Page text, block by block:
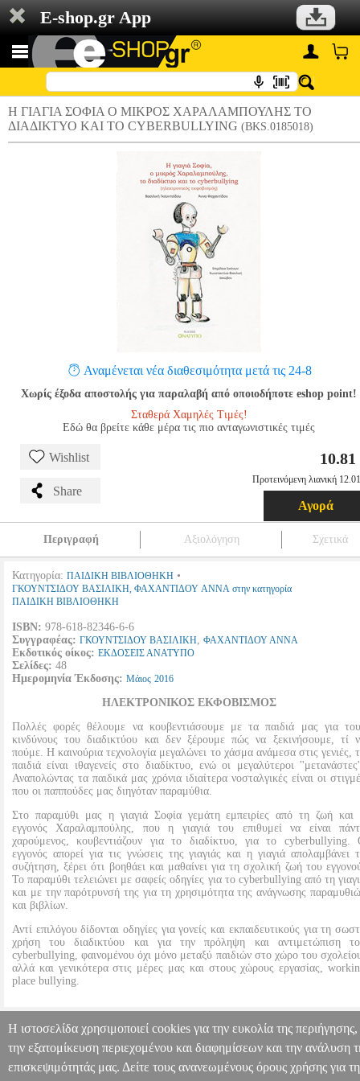
E-shop.gr App
Η ΓΙΑΓΙΑ ΣΟΦΙΑ Ο ΜΙΚΡΟΣ ΧΑΡΑΛΑΜΠΟΥΛΗΣ ΤΟ
ΔΙΑΔΙΚΤΥΟ ΚΑΙ ΤΟ CYBERBULLYING (BKS.0185018)
Αναμένεται νέα διαθεσιμότητα μετά τις 24-8
Χωρίς έξοδα αποστολής για παραλαβή από οποιοδήποτε eshop point!
Σταθερά Χαμηλές Τιμές!
Εδώ θα βρείτε κάθε μέρα τις πιο ανταγωνιστικές τιμές
Wishlist
Share
10.81
Προτεινόμενη λιανική
Αγορά
Περιγραφή Αξιολόγηση Σχετικά
Κατηγορία: ΠΑΙΔΙΚΗ ΒΙΒΛΙΟΘΗΚΗ •
ΓΚΟΥΝΤΣΙΔΟΥ ΒΑΣΙΛΙΚΗ, ΦΑΧΑΝΤΙΔΟΥ ΑΝΝΑ στην κατηγορία
ΠΑΙΔΙΚΗ ΒΙΒΛΙΟΘΗΚΗ
ISBN: 978-618-82346-6-6
Συγγραφέας: ΓΚΟΥΝΤΣΙΔΟΥ ΒΑΣΙΛΙΚΗ, ΦΑΧΑΝΤΙΔΟΥ ΑΝΝΑ
Εκδοτικός οίκος: ΕΚΔΟΣΕΙΣ ΑΝΑΤΥΠΟ
Σελίδες: 48
Ημερομηνία Έκδοσης: Μάιος 2016
ΗΛΕΚΤΡΟΝΙΚΟΣ ΕΚΦΟΒΙΣΜΟΣ
Πολλές φορές θέλουμε να κουβεντιάσουμε με τα παιδιά μας για
κινδύνους του διαδικτύου και δεν ξέρουμε πώς να ξεκινήσουμε, τί
πούμε. Η καινούρια τεχνολογία μεγαλώνει το χάσμα ανάμεσα στις γενιές,
παιδιά είναι ιθαγενείς στο διαδίκτυο, ενώ οι μεγαλύτεροι
Αναπολώντας τα παιδικά μας χρόνια ιδιαίτερα νοσταλγικές είναι οι
που οι παππούδες μας διηγόταν παραμύθια.
Στο παραμύθι μας η γιαγιά Σοφία γεμάτη εμπειρίες από τη ζωή και
εγγονός Χαραλαμπούλης, που η γιαγιά του επιθυμεί να είναι
χαρούμενος, κουβεντιάζουν για το διαδίκτυο, για το cyberbullying.
εγγονός απορεί για τις γνώσεις της γιαγιάς και η γιαγιά απολαμβάνει
συζήτηση, ξέρει ότι βοηθάει και μαθαίνει για τη σχολική ζωή του
Το παραμύθι τελειώνει με σαφείς οδηγίες για το cyberbullying από τη
και με την παρότρυνσή της για τη χρησιμότητα της ανάγνωσης
και βιβλίων.
Αντί επιλόγου δίδονται οδηγίες για γονείς και εκπαιδευτικούς για τη
χρήση του διαδικτύου και για την πρόληψη και αντιμετώπιση
cyberbullying, φαινομένου όχι μόνο μεταξύ παιδιών στο χώρο του
αλλά και γενικότερα στις μέρες μας και στους χώρους εργασίας,
place bullying.
ΚΑΙ ΤΟ CYBERBULLYING BKS.0185018 BKS.0185018
ΓΚΟΥΝΤΣΙΔΟΥ ΒΑΣΙΛΙΚΗ, ΦΑΧΑΝΤΙΔΟΥ ΑΝΝΑ
ΓΚΟΥΝΤΣΙΔΟΥ ΒΑΣΙΛΙΚΗ, ΦΑΧΑΝΤΙΔΟΥ ΑΝΝΑ
ΒΙΒΛΙΟΘΗΚΗ Κατηγορία: ΠΑΙΔΙΚΗ ΒΙΒΛΙΟΘΗΚΗ
Πληροφορίες & Υπηρεσίες >
Η ιστοσελίδα χρησιμοποιεί cookies για την ευκολία της περιήγησης,
την εξατομίκευση περιεχομένου και διαφημίσεων και την ανάλυση
επισκεψιμότητάς μας. Δείτε τους ανανεωμένους όρους χρήσης για